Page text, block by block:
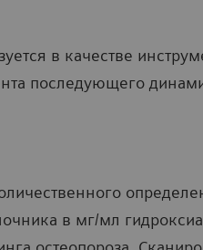
в качестве
последующего
в мг/мл